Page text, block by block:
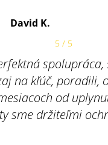
David K.
5 / 5
na kľúč, poradili,
od
sme držiteľmi